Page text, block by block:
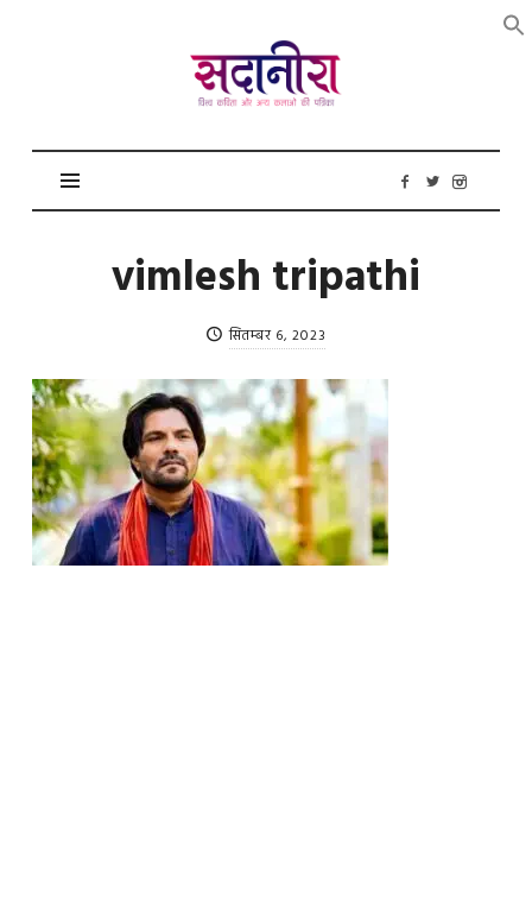
सदानीरा
vimlesh tripathi
सितम्बर 6, 2023